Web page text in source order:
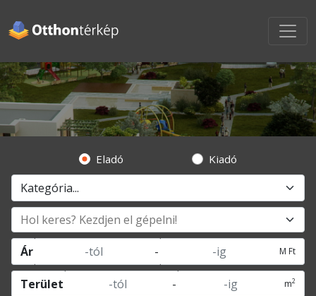
Eladó Kiadó
Ár - M Ft
Terület - m2